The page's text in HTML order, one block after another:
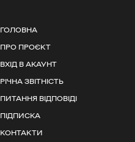
ГОЛОВНА
ПРО ПРОЄКТ
ВХІД В АКАУНТ
РІЧНА ЗВІТНІСТЬ
ПИТАННЯ ВІДПОВІДІ
ПІДПИСКА
КОНТАКТИ